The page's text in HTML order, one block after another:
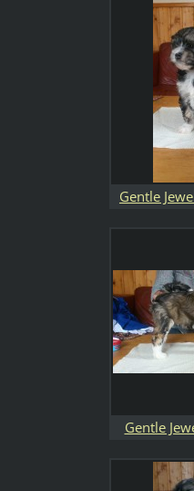
Gentle
Gentle